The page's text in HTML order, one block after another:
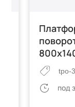
tpo-3
под